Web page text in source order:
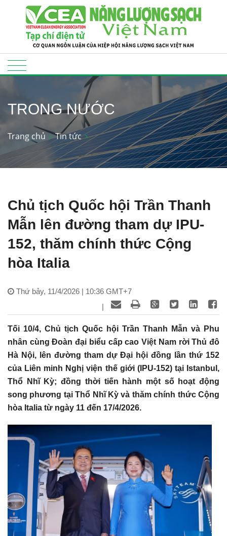
TRONG NƯỚC
Trang chủ Tin tức
Chủ tịch Quốc hội Trần Thanh
Mẫn lên đường tham dự IPU-
152, thăm chính thức Cộng
hòa Italia
Thứ bảy, 11/4/2026 | 10:36 GMT+7
|
Tối 10/4, Chủ tịch Quốc hội Trần Thanh Mẫn và Phu
nhân cùng Đoàn đại biểu cấp cao Việt Nam rời Thủ đô
Hà Nội, lên đường tham dự Đại hội đồng lần thứ 152
của Liên minh Nghị viện thế giới (IPU-152) tại Istanbul,
Thổ Nhĩ Kỳ; đồng thời tiến hành một số hoạt động
song phương tại Thổ Nhĩ Kỳ và thăm chính thức Cộng
hòa Italia từ ngày 11 đến 17/4/2026.